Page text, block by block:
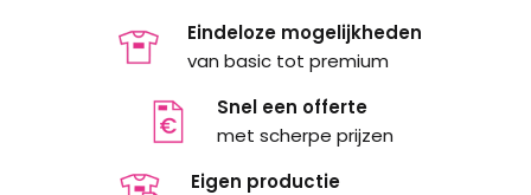
Eindeloze mogelijkheden
van basic tot premium
Snel een offerte
met scherpe prijzen
Eigen productie